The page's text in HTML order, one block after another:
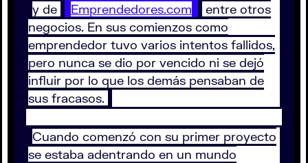
y de
Emprendedores.com
entre otros
negocios. En sus comienzos como
emprendedor tuvo varios intentos fallidos,
pero nunca se dio por vencido ni se dejó
influir por lo que los demás pensaban de
sus fracasos.
Cuando comenzó con su primer proyecto
se estaba adentrando en un mundo